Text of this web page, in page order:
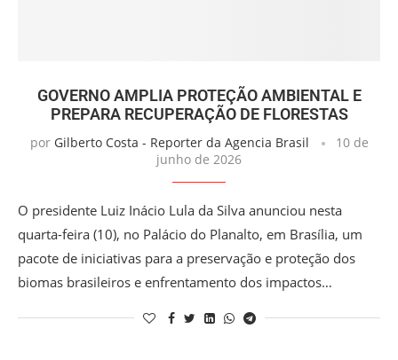
GOVERNO AMPLIA PROTEÇÃO AMBIENTAL E
PREPARA RECUPERAÇÃO DE FLORESTAS
por Gilberto Costa - Reporter da Agencia Brasil
10 de
junho de 2026
O presidente Luiz Inácio Lula da Silva anunciou nesta
quarta-feira (10), no Palácio do Planalto, em Brasília, um
pacote de iniciativas para a preservação e proteção dos
biomas brasileiros e enfrentamento dos impactos…